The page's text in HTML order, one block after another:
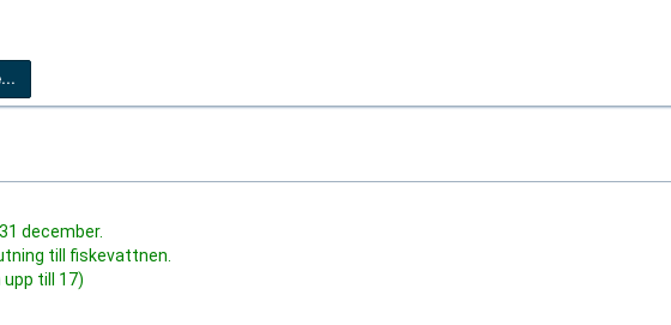
december.
till fiskevattnen.
upp till 17)